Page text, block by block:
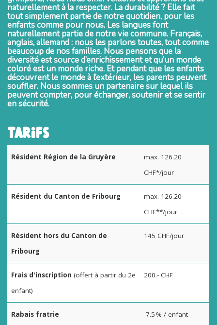
naturellement à la respecter. La durabilité ? Elle fait
tout simplement partie de notre quotidien, pour les
enfants comme pour nous. Les langues font
naturellement partie de notre vie commune. Français,
anglais, allemand : nous les parlons toutes, tout comme
beaucoup de nos familles. Nous pensons que la
diversité est source d’enrichissement et qu’un monde
coloré est un monde riche. Et pendant que les enfants
découvrent le monde à l’extérieur, les parents peuvent
souffler. Nous sommes un partenaire sur lequel ils
peuvent compter, pour échanger, soutenir et se sentir
en sécurité.
TARIFS
Résident Région de la Gruyère
max. 126.20
CHF*/jour
Résident du Canton de Fribourg
max. 126.20
CHF**/jour
Résident hors du Canton de
Fribourg
145 CHF/jour
Frais d'inscription (offert à partir du 2e
enfant)
200.- CHF
Rabais fratrie
-7.5 % / enfant